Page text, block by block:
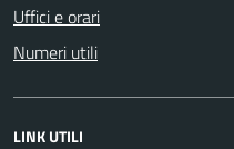
Uffici e orari
Numeri utili
LINK UTILI